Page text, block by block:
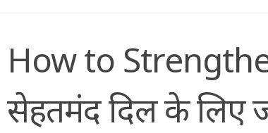
How to
सेहतमंद दिल के लिए